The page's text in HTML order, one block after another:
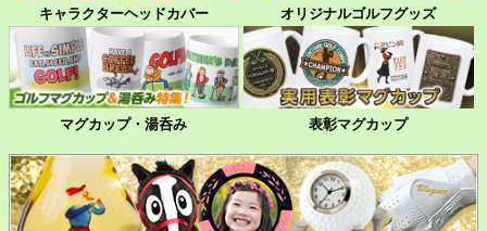
キャラクターヘッドカバー オリジナルゴルフグッズ
マグカップ・湯呑み 表彰マグカップ